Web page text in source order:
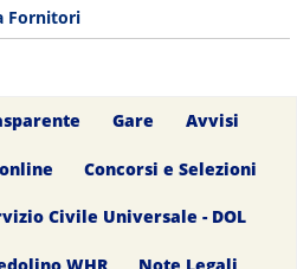
Fornitori
Gare Avvisi
Concorsi e Selezioni
Civile Universale - DOL